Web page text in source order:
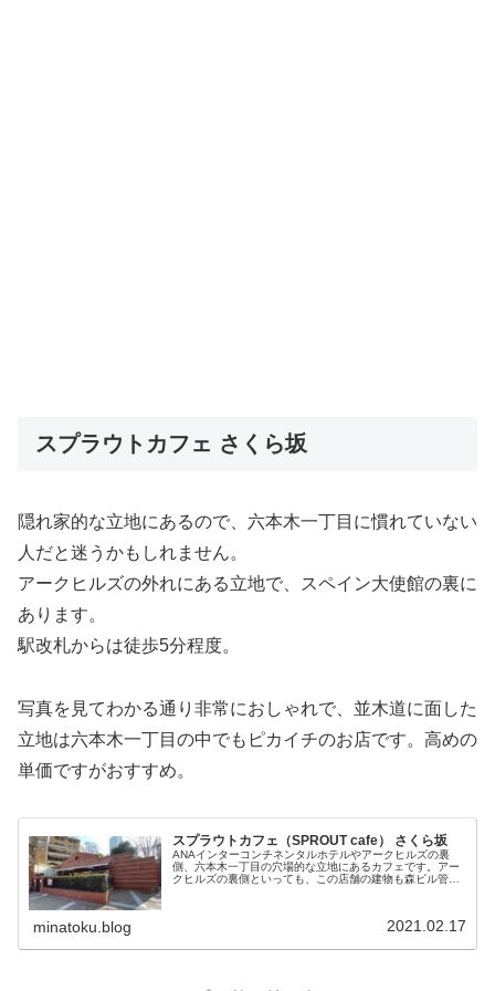
スプラウトカフェ さくら坂
隠れ家的な立地にあるので、六本木一丁目に慣れていない
人だと迷うかもしれません。
アークヒルズの外れにある立地で、スペイン大使館の裏に
あります。
駅改札からは徒歩5分程度。
写真を見てわかる通り非常におしゃれで、並木道に面した
立地は六本木一丁目の中でもピカイチのお店です。高めの
単価ですがおすすめ。
スプラウトカフェ（SPROUT cafe） さくら坂
ANAインターコンチネンタルホテルやアークヒルズの裏
側、六本木一丁目の穴場的な立地にあるカフェです。アー
クヒルズの裏側といっても、この店舗の建物も森ビル管理
minatoku.blog 2021.02.17